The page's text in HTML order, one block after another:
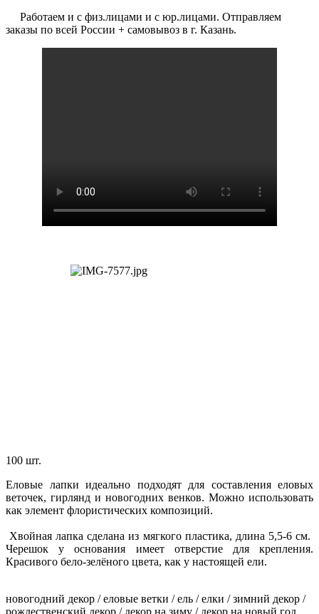
Работаем и с физ.лицами и с юр.лицами. Отправляем
заказы по всей России + самовывоз в г. Казань.
100 шт.
Еловые лапки идеально подходят для составления еловых
веточек, гирлянд и новогодних венков. Можно использовать
как элемент флористических композиций.
Хвойная лапка сделана из мягкого пластика, длина 5,5-6 см.
Черешок у основания имеет отверстие для крепления.
Красивого бело-зелёного цвета, как у настоящей ели.
новогодний декор / еловые ветки / ель / елки / зимний декор /